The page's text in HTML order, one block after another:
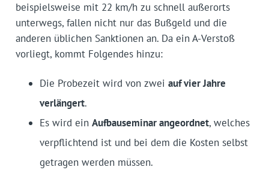
beispielsweise mit 22 km/h zu schnell außerorts
unterwegs, fallen nicht nur das Bußgeld und die
anderen üblichen Sanktionen an. Da ein A-Verstoß
vorliegt, kommt Folgendes hinzu:
Die Probezeit wird von zwei auf vier Jahre
verlängert.
Es wird ein Aufbauseminar angeordnet, welches
verpflichtend ist und bei dem die Kosten selbst
getragen werden müssen.